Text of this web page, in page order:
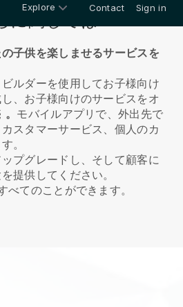
Explore Contact Sign in
子供を楽しませるサービスを
ルダーを使用してお子様向け
、お子様向けのサービスをオ
。 モバイルアプリで、外出先で
スタマーサービス、個人のカ
。
プグレードし、そして顧客に
提供してください。
べてのことができます。